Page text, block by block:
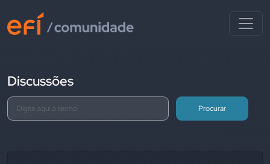
Discussões
Procurar